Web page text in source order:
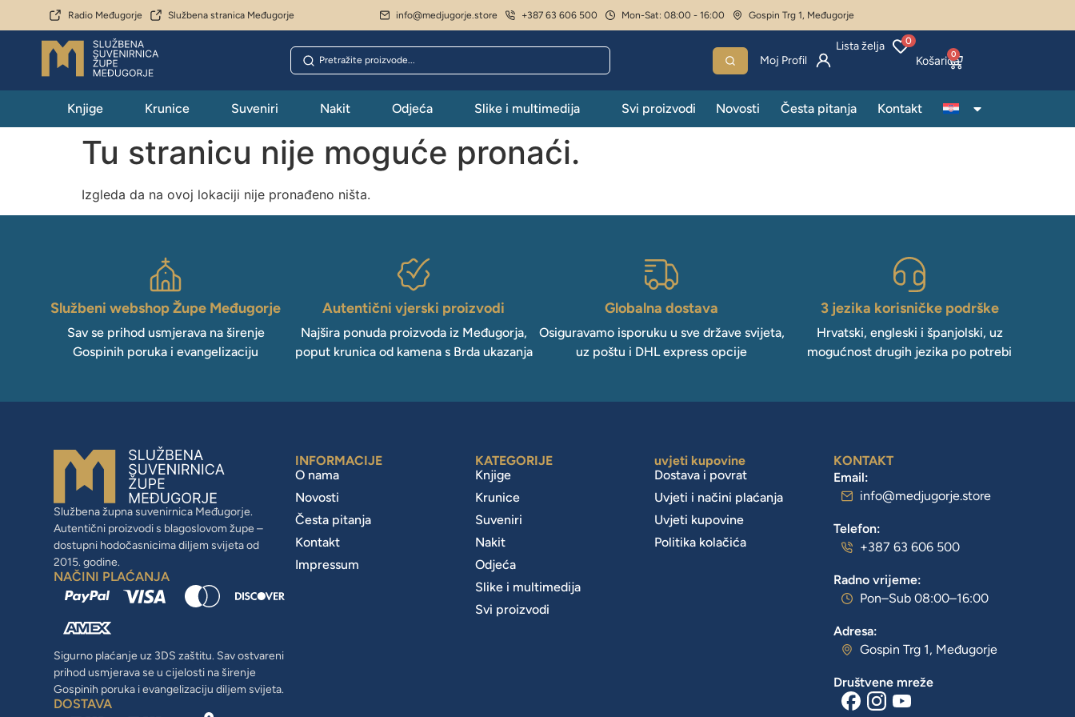
Radio Međugorje Službena stranica Međugorje info@medjugorje.store +387 63 606 500 Mon-Sat: 08:00 - 16:00 Gospin Trg 1, Međugorje
Lista želja 0
Moj Profil 0
Knjige Krunice Suveniri Nakit Odjeća Slike i multimedija Svi proizvodi Novosti Česta pitanja Kontakt
Tu stranicu nije moguće pronaći.
Izgleda da na ovoj lokaciji nije pronađeno ništa.
Službeni webshop Župe Međugorje
Sav se prihod usmjerava na širenje
Gospinih poruka i evangelizaciju
Autentični vjerski proizvodi
Najšira ponuda proizvoda iz Međugorja,
poput krunica od kamena s Brda ukazanja
Globalna dostava
Osiguravamo isporuku u sve države svijeta,
uz poštu i DHL express opcije
3 jezika korisničke podrške
Hrvatski, engleski i španjolski, uz
mogućnost drugih jezika po potrebi
Službena župna suvenirnica Međugorje.
Autentični proizvodi s blagoslovom župe –
dostupni hodočasnicima diljem svijeta od
2015. godine.
NAČINI PLAĆANJA
Sigurno plaćanje uz 3DS zaštitu. Sav ostvareni
prihod usmjerava se u cijelosti na širenje
Gospinih poruka i evangelizaciju diljem svijeta.
DOSTAVA
INFORMACIJE
O nama
Novosti
Česta pitanja
Kontakt
Impressum
KATEGORIJE
Knjige
Krunice
Suveniri
Nakit
Odjeća
Slike i multimedija
Svi proizvodi
uvjeti kupovine
Dostava i povrat
Uvjeti i načini plaćanja
Uvjeti kupovine
Politika kolačića
KONTAKT
Email:
info@medjugorje.store
Telefon:
+387 63 606 500
Radno vrijeme:
Pon–Sub 08:00–16:00
Adresa:
Gospin Trg 1, Međugorje
Društvene mreže